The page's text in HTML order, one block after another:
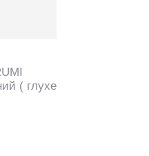
( глухе